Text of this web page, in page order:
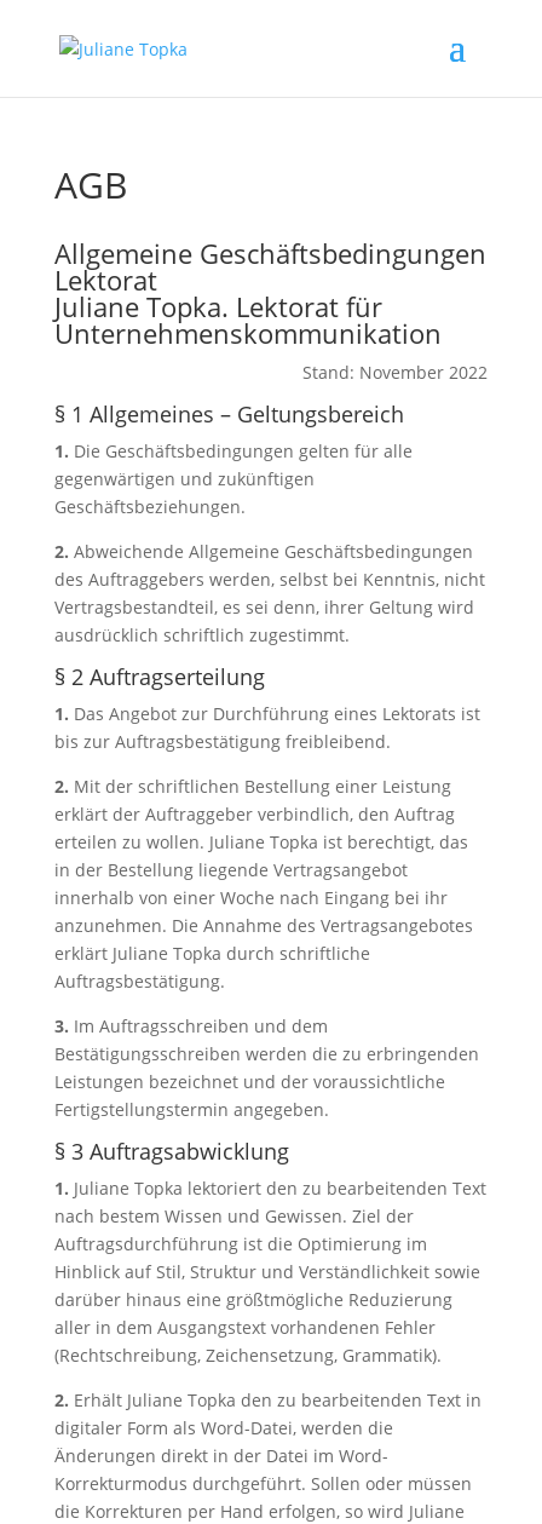
AGB
Allgemeine Geschäftsbedingungen
Lektorat
Juliane Topka. Lektorat für
Unternehmenskommunikation
Stand: November 2022
§ 1 Allgemeines – Geltungsbereich
1. Die Geschäftsbedingungen gelten für alle
gegenwärtigen und zukünftigen
Geschäftsbeziehungen.
2. Abweichende Allgemeine Geschäftsbedingungen
des Auftraggebers werden, selbst bei Kennt­nis, nicht
Ver­tragsbestandteil, es sei denn, ihrer Geltung wird
aus­drücklich schriftlich zugestimmt.
§ 2 Auftragserteilung
1. Das Angebot zur Durchführung eines Lektorats ist
bis zur Auftragsbestätigung freibleibend.
2. Mit der schriftlichen Bestellung einer Leistung
erklärt der Auftraggeber verbind­lich, den Auftrag
erteilen zu wollen. Juliane Topka ist berechtigt, das
in der Bestellung liegende Ver­tragsangebot
innerhalb von einer Woche nach Eingang bei ihr
anzu­nehmen. Die Annahme des Vertragsangebotes
erklärt Juliane Topka durch schriftliche
Auftragsbestätigung.
3. Im Auftragsschreiben und dem
Bestätigungsschreiben wer­den die zu erbringenden
Leistungen bezeichnet und der voraussicht­liche
Fertigstellungstermin angegeben.
§ 3 Auftragsabwicklung
1. Juliane Topka lektoriert den zu bearbeitenden Text
nach bestem Wissen und Gewissen. Ziel der
Auftragsdurchführung ist die Optimierung im
Hinblick auf Stil, Struktur und Verständlichkeit sowie
darüber hinaus eine größtmögliche Reduzierung
aller in dem Ausgangstext vor­handenen Fehler
(Rechtschreibung, Zeichensetzung, Grammatik).
2. Erhält Juliane Topka den zu bearbeitenden Text in
digitaler Form als Word-Datei, werden die
Änderungen direkt in der Datei im Word-
Korrekturmodus durchgeführt. Sollen oder müssen
die Korrekturen per Hand erfol­gen, so wird Juliane